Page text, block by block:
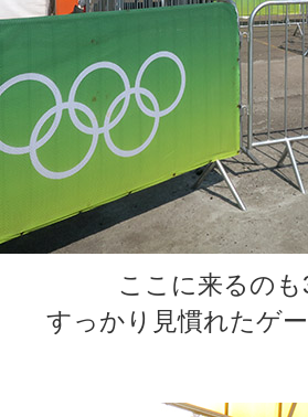
ここに来るのも
すっかり見慣れたゲ